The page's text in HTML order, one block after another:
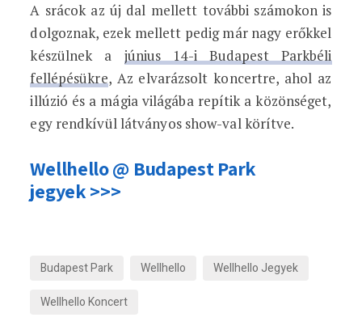
A srácok az új dal mellett további számokon is
dolgoznak, ezek mellett pedig már nagy erőkkel
készülnek a június 14-i Budapest Parkbéli
fellépésükre, Az elvarázsolt koncertre, ahol az
illúzió és a mágia világába repítik a közönséget,
egy rendkívül látványos show-val körítve.
Wellhello@ Budapest Park
jegyek >>>
Budapest Park Wellhello
Wellhello Jegyek
Wellhello Koncert